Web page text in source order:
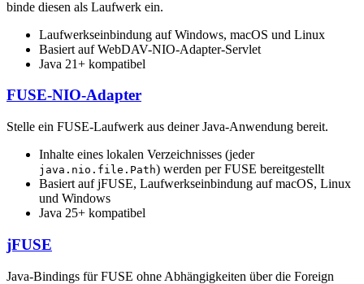
binde diesen als Laufwerk ein.
Laufwerkseinbindung auf Windows, macOS und Linux
Basiert auf WebDAV-NIO-Adapter-Servlet
Java 21+ kompatibel
FUSE-NIO-Adapter
Stelle ein FUSE-Laufwerk aus deiner Java-Anwendung bereit.
Inhalte eines lokalen Verzeichnisses (jeder
java.nio.file.Path) werden per FUSE bereitgestellt
Basiert auf jFUSE, Laufwerkseinbindung auf macOS, Linux
und Windows
Java 25+ kompatibel
jFUSE
Java-Bindings für FUSE ohne Abhängigkeiten über die Foreign